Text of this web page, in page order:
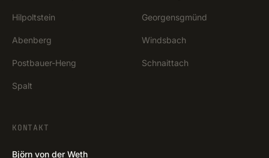
Hilpoltstein Georgensgmünd
Abenberg Windsbach
Postbauer-Heng Schnaittach
Spalt
KONTAKT
Björn von der Weth